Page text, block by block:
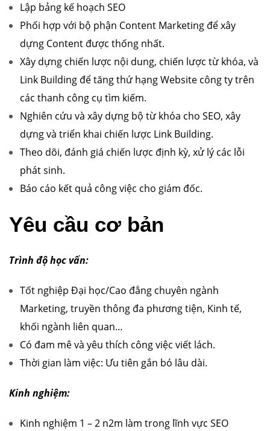
Lập bảng kế hoạch SEO
Phối hợp với bộ phận Content Marketing để xây
dựng Content được thống nhất.
Xây dựng chiến lược nội dung, chiến lược từ khóa, và
Link Building để tăng thứ hạng Website công ty trên
các thanh công cụ tìm kiếm.
Nghiên cứu và xây dựng bộ từ khóa cho SEO, xây
dựng và triển khai chiến lược Link Building.
Theo dõi, đánh giá chiến lược định kỳ, xử lý các lỗi
phát sinh.
Báo cáo kết quả công việc cho giám đốc.
Yêu cầu cơ bản
Trình độ học vấn:
Tốt nghiệp Đại học/Cao đẳng chuyên ngành
Marketing, truyền thông đa phương tiện, Kinh tế,
khối ngành liên quan…
Có đam mê và yêu thích công việc viết lách.
Thời gian làm việc: Ưu tiên gắn bó lâu dài.
Kinh nghiệm:
Kinh nghiệm 1 – 2 n2m làm trong lĩnh vực SEO